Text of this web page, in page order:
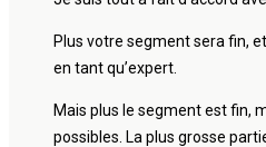
Plus votre segment sera fin,
en tant qu’expert.
Mais plus le segment est fin,
possibles. La plus grosse